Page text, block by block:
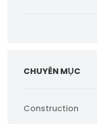
CHUYÊN MỤC
Construction